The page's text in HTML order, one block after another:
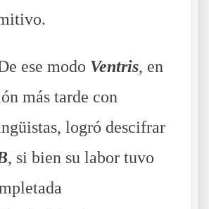
ese modo Ventris, en
más tarde con
logró descifrar
, si bien su labor tuvo